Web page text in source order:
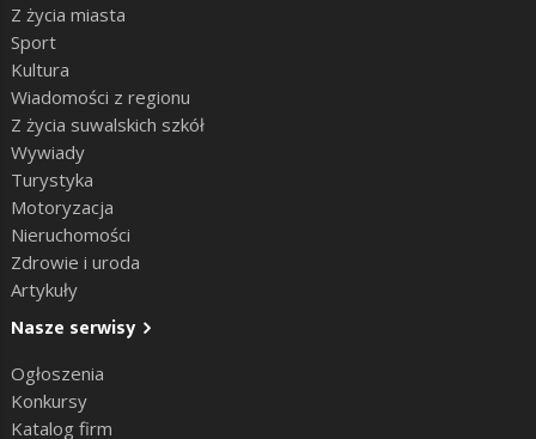
Z życia miasta
Sport
Kultura
Wiadomości z regionu
Z życia suwalskich szkół
Wywiady
Turystyka
Motoryzacja
Nieruchomości
Zdrowie i uroda
Artykuły
Nasze serwisy
Ogłoszenia
Konkursy
Katalog firm